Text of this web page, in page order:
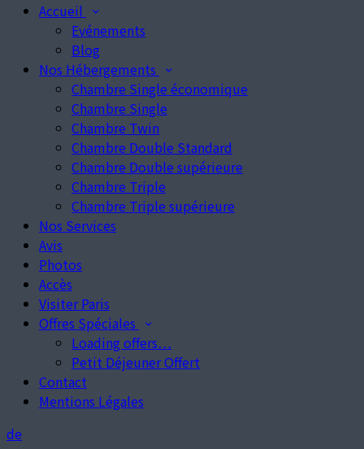
Accueil
Evénements
Blog
Nos Hébergements
Chambre Single économique
Chambre Single
Chambre Twin
Chambre Double Standard
Chambre Double supérieure
Chambre Triple
Chambre Triple supérieure
Nos Services
Avis
Photos
Accès
Visiter Paris
Offres Spéciales
Loading offers…
Petit Déjeuner Offert
Contact
Mentions Légales
de